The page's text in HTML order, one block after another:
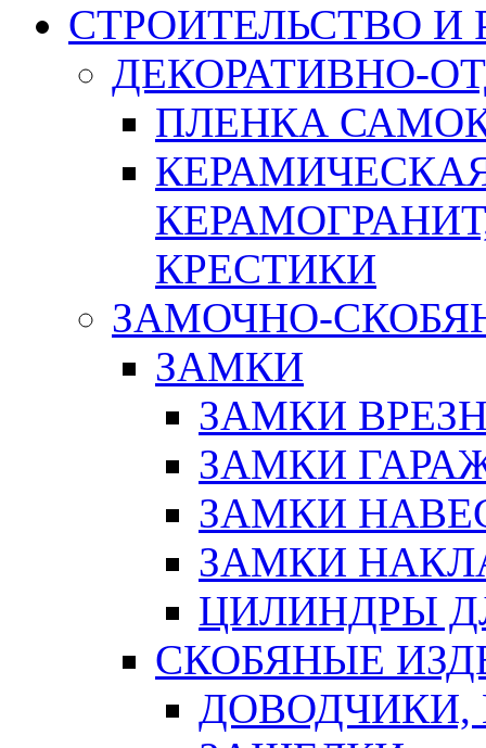
СТРОИТЕЛЬСТВО И
ДЕКОРАТИВНО-
ПЛЕНКА
КРЕСТИКИ
ЗАМОЧНО-
ЗАМКИ
ЗАМКИ
ЗАМКИ
ЗАМКИ
ЗАМКИ
ЦИЛИНДРЫ
СКОБЯНЫЕ